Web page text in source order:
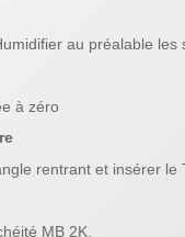
au préalable les
à zéro
rentrant et insérer le
MB 2K.